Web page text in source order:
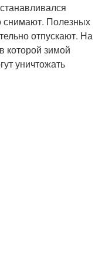
снимают. Полезных
отпускают. На
которой зимой
уничтожать